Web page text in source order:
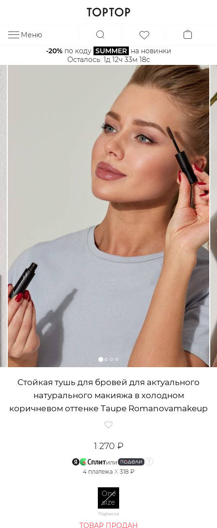
Меню
-20% по коду SUMMER на новинки
Осталось: 1д 12ч 33м 18с
Стойкая тушь для бровей для актуального
натурального макияжа в холодном
коричневом оттенке Taupe Romanovamakeup
1 270 ₽
или
4 платежа X 318 ₽
One
size
Подписка
ТОВАР ПРОДАН